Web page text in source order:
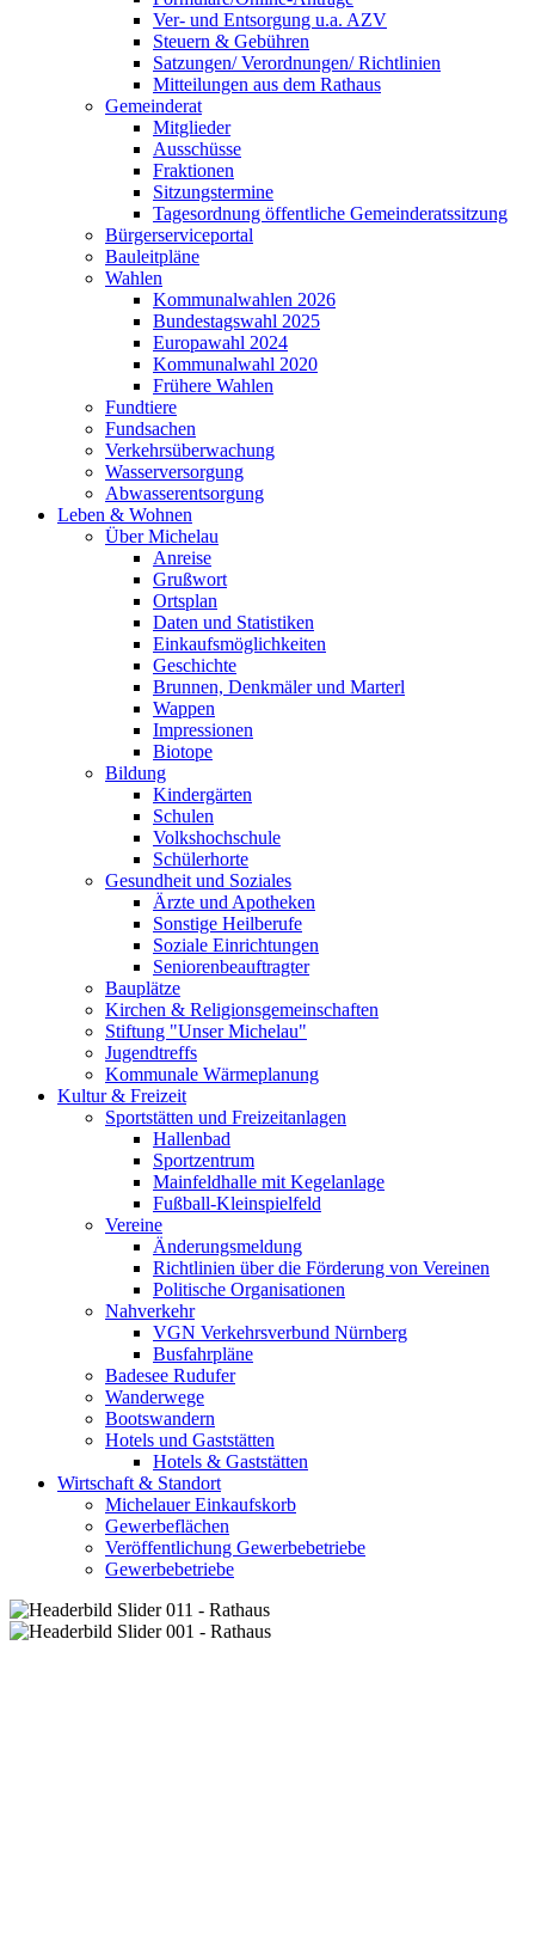
Ver- und Entsorgung u.a. AZV
Steuern & Gebühren
Satzungen/ Verordnungen/ Richtlinien
Mitteilungen aus dem Rathaus
Gemeinderat
Mitglieder
Ausschüsse
Fraktionen
Sitzungstermine
Tagesordnung öffentliche Gemeinderatssitzung
Bürgerserviceportal
Bauleitpläne
Wahlen
Kommunalwahlen 2026
Bundestagswahl 2025
Europawahl 2024
Kommunalwahl 2020
Frühere Wahlen
Fundtiere
Fundsachen
Verkehrsüberwachung
Wasserversorgung
Abwasserentsorgung
Leben & Wohnen
Über Michelau
Anreise
Grußwort
Ortsplan
Daten und Statistiken
Einkaufsmöglichkeiten
Geschichte
Brunnen, Denkmäler und Marterl
Wappen
Impressionen
Biotope
Bildung
Kindergärten
Schulen
Volkshochschule
Schülerhorte
Gesundheit und Soziales
Ärzte und Apotheken
Sonstige Heilberufe
Soziale Einrichtungen
Seniorenbeauftragter
Bauplätze
Kirchen & Religionsgemeinschaften
Stiftung "Unser Michelau"
Jugendtreffs
Kommunale Wärmeplanung
Kultur & Freizeit
Sportstätten und Freizeitanlagen
Hallenbad
Sportzentrum
Mainfeldhalle mit Kegelanlage
Fußball-Kleinspielfeld
Vereine
Änderungsmeldung
Richtlinien über die Förderung von Vereinen
Politische Organisationen
Nahverkehr
VGN Verkehrsverbund Nürnberg
Busfahrpläne
Badesee Rudufer
Wanderwege
Bootswandern
Hotels und Gaststätten
Hotels & Gaststätten
Wirtschaft & Standort
Michelauer Einkaufskorb
Gewerbeflächen
Veröffentlichung Gewerbebetriebe
Gewerbebetriebe